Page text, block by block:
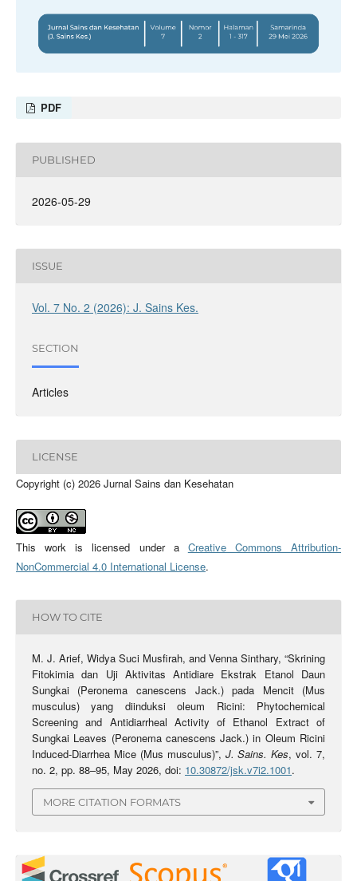
PDF
PUBLISHED
2026-05-29
ISSUE
Vol. 7 No. 2 (2026): J. Sains Kes.
SECTION
Articles
LICENSE
Copyright (c) 2026 Jurnal Sains dan Kesehatan
This work is licensed under a Creative Commons Attribution-
NonCommercial 4.0 International License.
HOW TO CITE
M. J. Arief, Widya Suci Musfirah, and Venna Sinthary, “Skrining
Fitokimia dan Uji Aktivitas Antidiare Ekstrak Etanol Daun
Sungkai (Peronema canescens Jack.) pada Mencit (Mus
musculus) yang diinduksi oleum Ricini: Phytochemical
Screening and Antidiarrheal Activity of Ethanol Extract of
Sungkai Leaves (Peronema canescens Jack.) in Oleum Ricini
Induced-Diarrhea Mice (Mus musculus)”, J. Sains. Kes, vol. 7,
no. 2, pp. 88–95, May 2026, doi: 10.30872/jsk.v7i2.1001.
MORE CITATION FORMATS